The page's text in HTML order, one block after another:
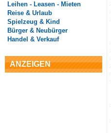
Leihen - Leasen - Mieten
Reise & Urlaub
Spielzeug & Kind
Bürger & Neubürger
Handel & Verkauf
ANZEIGEN